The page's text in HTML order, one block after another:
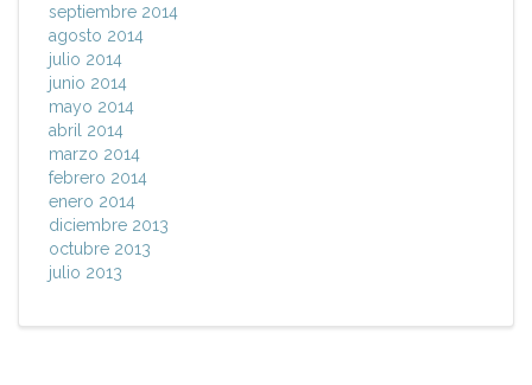
septiembre 2014
agosto 2014
julio 2014
junio 2014
mayo 2014
abril 2014
marzo 2014
febrero 2014
enero 2014
diciembre 2013
octubre 2013
julio 2013